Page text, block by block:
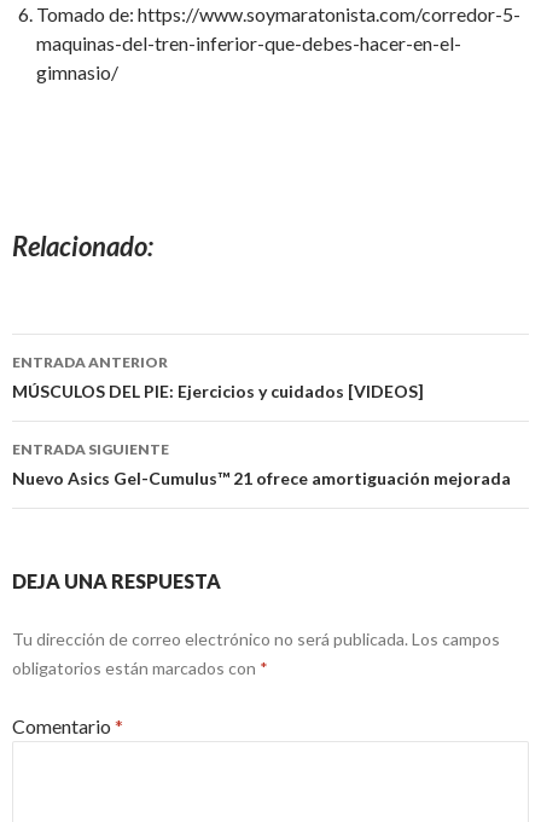
Tomado de: https://www.soymaratonista.com/corredor-5-
maquinas-del-tren-inferior-que-debes-hacer-en-el-
gimnasio/
Relacionado
Navegación
de
entradas
ENTRADA ANTERIOR
MÚSCULOS DEL PIE: Ejercicios y cuidados [VIDEOS]
ENTRADA SIGUIENTE
Nuevo Asics Gel-Cumulus™ 21 ofrece amortiguación mejorada
DEJA UNA RESPUESTA
Tu dirección de correo electrónico no será publicada. Los campos
obligatorios están marcados con *
Comentario *